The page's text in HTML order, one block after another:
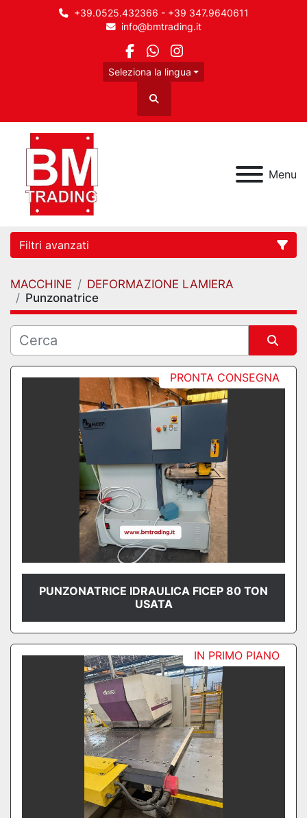
+39.0525.432366 - +39 347.9640611
info@bmtrading.it
facebook
whatsapp
instagram
Seleziona la lingua
Cerca
Menu
Filtri avanzati
Categoria
MACCHINE
DEFORMAZIONE LAMIERA
Punzonatrice
Ordina perPRONTA CONSEGNA
PUNZONATRICE IDRAULICA FICEP 80 TON
USATA
IN PRIMO PIANO